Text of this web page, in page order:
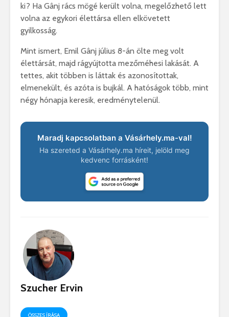
ki? Ha Gânj rács mögé került volna, megelőzhető lett
volna az egykori élettársa ellen elkövetett
gyilkosság.
Mint ismert, Emil Gânj július 8-án ölte meg volt
élettársát, majd rágyújtotta mezőméhesi lakását. A
tettes, akit többen is láttak és azonosítottak,
elmenekült, és azóta is bujkál. A hatóságok több, mint
négy hónapja keresik, eredménytelenül.
Maradj kapcsolatban a Vásárhely.ma-val!
Ha szereted a Vásárhely.ma híreit, jelöld meg
kedvenc forrásként!
Szucher Ervin
ÖSSZES ÍRÁSA